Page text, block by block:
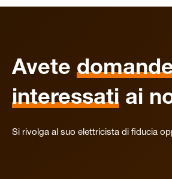
Avete
interessati ai
Si rivolga al suo elettricista di fiducia